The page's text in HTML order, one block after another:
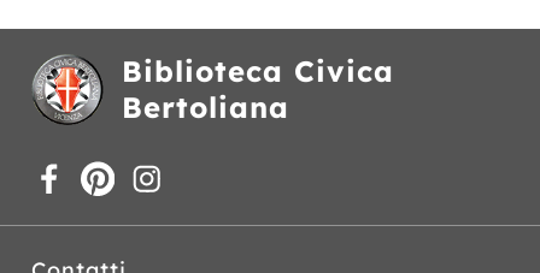
Biblioteca Civica
Bertoliana